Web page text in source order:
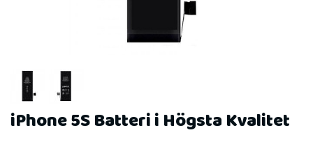
iPhone 5S Batteri i Högsta Kvalitet